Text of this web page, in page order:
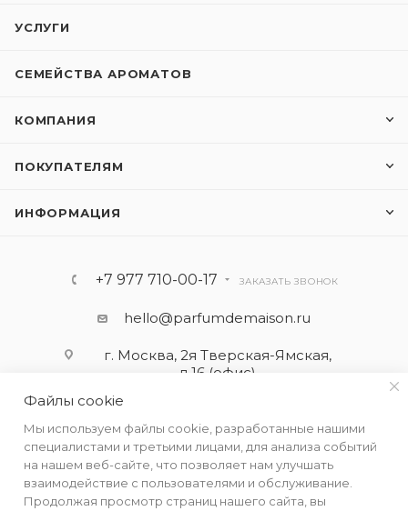
УСЛУГИ
СЕМЕЙСТВА АРОМАТОВ
КОМПАНИЯ
ПОКУПАТЕЛЯМ
ИНФОРМАЦИЯ
+7 977 710-00-17 ЗАКАЗАТЬ ЗВОНОК
hello@parfumdemaison.ru
г. Москва, 2я Тверская-Ямская,
д.16 (офис)
Файлы cookie
Мы используем файлы cookie, разработанные нашими
специалистами и третьими лицами, для анализа событий
на нашем веб-сайте, что позволяет нам улучшать
взаимодействие с пользователями и обслуживание.
Продолжая просмотр страниц нашего сайта, вы